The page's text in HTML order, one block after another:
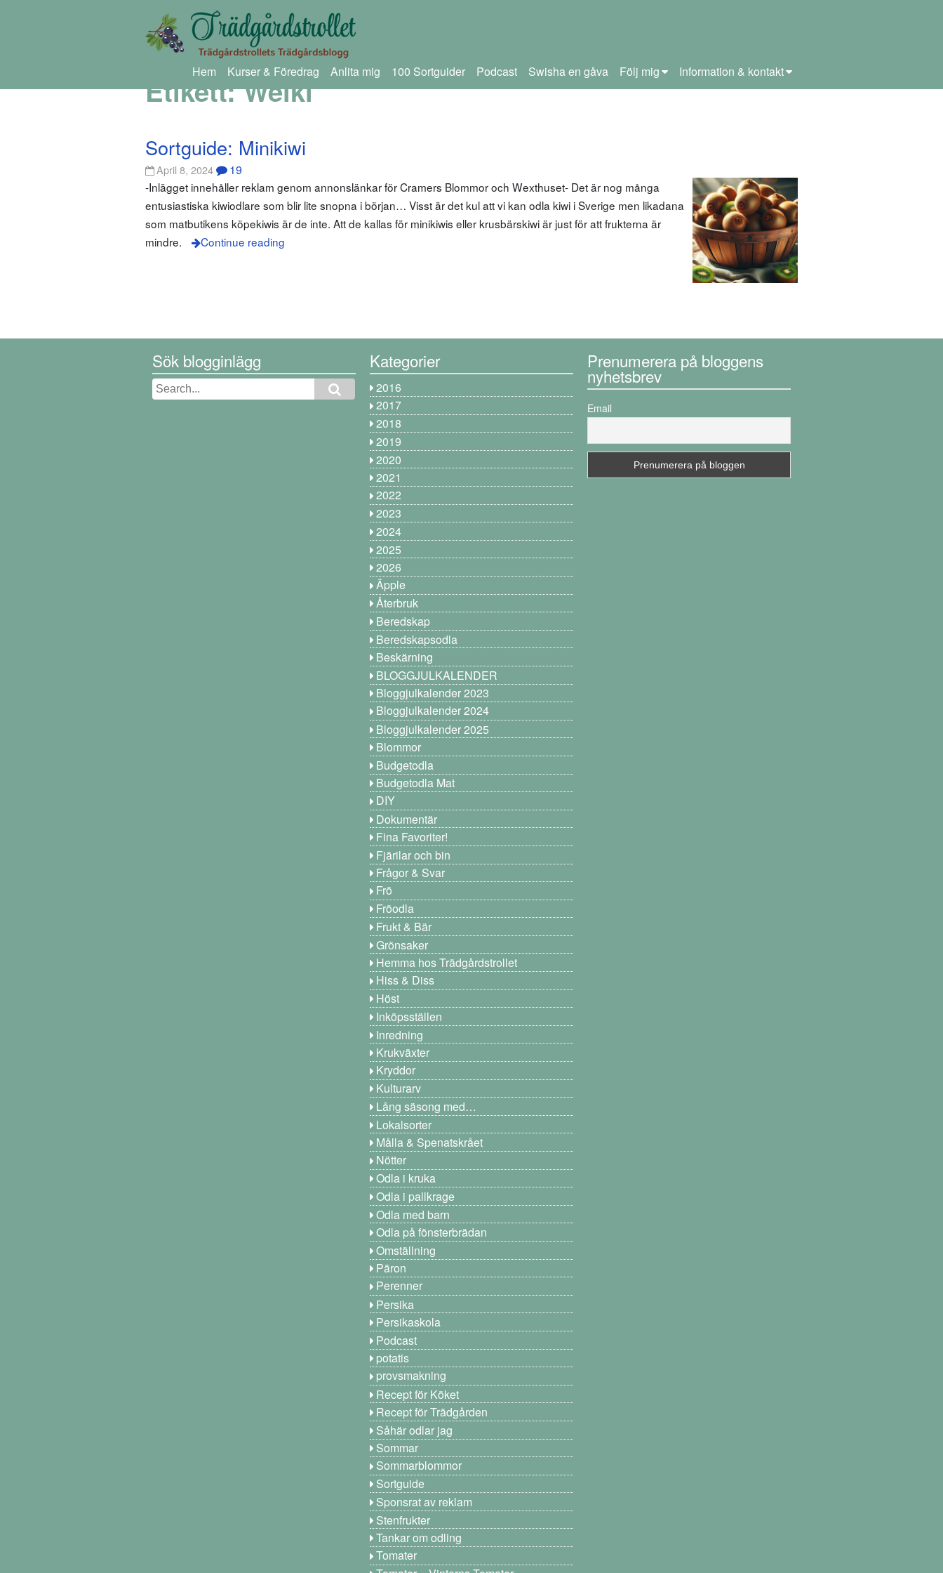
Hem Kurser & Föredrag Anlita mig 100 Sortguider Podcast Swisha en gåva Följ mig Information & kontakt
Etikett:Weiki
Sortguide: Minikiwi
April 8, 2024 19
-Inlägget innehåller reklam genom annonslänkar för Cramers Blommor och Wexthuset- Det är nog många
entusiastiska kiwiodlare som blir lite snopna i början… Visst är det kul att vi kan odla kiwi i Sverige men likadana
som matbutikens köpekiwis är de inte. Att de kallas för minikiwis eller krusbärskiwi är just för att frukterna är
mindre.
Continue reading
Sök blogginlägg Kategorier
2016
2017
2018
2019
2020
2021
2022
2023
2024
2025
2026
Äpple
Återbruk
Beredskap
Beredskapsodla
Beskärning
BLOGGJULKALENDER
Bloggjulkalender 2023
Bloggjulkalender 2024
Bloggjulkalender 2025
Blommor
Budgetodla
Budgetodla Mat
DIY
Dokumentär
Fina Favoriter!
Fjärilar och bin
Frågor & Svar
Frö
Fröodla
Frukt & Bär
Grönsaker
Hemma hos Trädgårdstrollet
Hiss & Diss
Höst
Inköpsställen
Inredning
Krukväxter
Kryddor
Kulturarv
Lång säsong med…
Lokalsorter
Målla & Spenatskrået
Nötter
Odla i kruka
Odla i pallkrage
Odla med barn
Odla på fönsterbrädan
Omställning
Päron
Perenner
Persika
Persikaskola
Podcast
potatis
provsmakning
Recept för Köket
Recept för Trädgården
Såhär odlar jag
Sommar
Sommarblommor
Sortguide
Sponsrat av reklam
Stenfrukter
Tankar om odling
Tomater
Prenumerera på bloggens
nyhetsbrev
Email